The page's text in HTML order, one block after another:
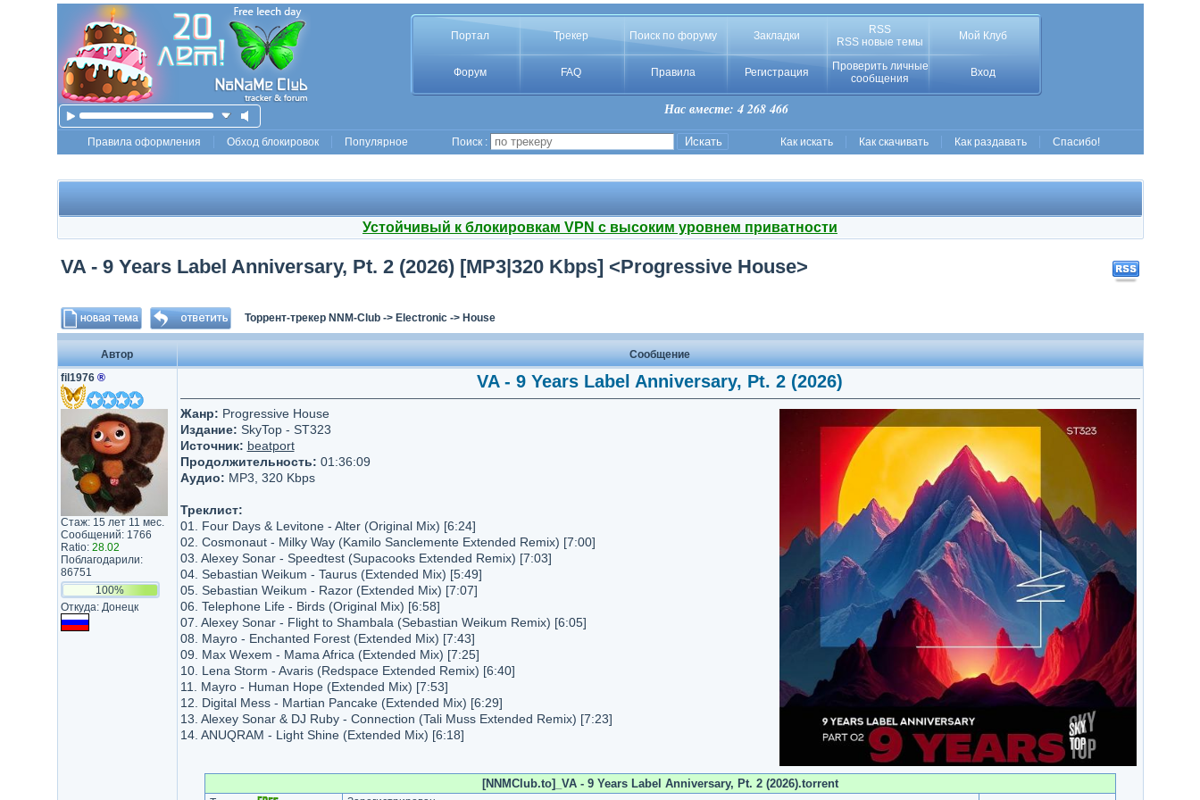
Портал Трекер Поиск по форуму Закладки
RSS
RSS новые темы
Мой Клуб
Форум FAQ Правила Регистрация
Проверить личные
сообщения
Вход
Нас вместе: 4 268 466
Правила оформления Обход блокировок Популярное Поиск : Как искать Как скачивать Как раздавать Спасибо!
Устойчивый к блокировкам VPN с высоким уровнем приватности
VA - 9 Years Label Anniversary, Pt. 2 (2026) [MP3|320 Kbps] <Progressive House>
Торрент-трекер NNM-Club-> Electronic-> House
Автор
Сообщение
fil1976 ®
Стаж: 15 лет 11 мес.
Сообщений: 1766
Ratio: 28.02
Поблагодарили:
86751
100%
Откуда: Донецк
VA - 9 Years Label Anniversary, Pt. 2 (2026)
Жанр: Progressive House
Издание: SkyTop - ST323
Источник: beatport
Продолжительность: 01:36:09
Аудио: MP3, 320 Kbps
Треклист:
01. Four Days & Levitone - Alter (Original Mix) [6:24]
02. Cosmonaut - Milky Way (Kamilo Sanclemente Extended Remix) [7:00]
03. Alexey Sonar - Speedtest (Supacooks Extended Remix) [7:03]
04. Sebastian Weikum - Taurus (Extended Mix) [5:49]
05. Sebastian Weikum - Razor (Extended Mix) [7:07]
06. Telephone Life - Birds (Original Mix) [6:58]
07. Alexey Sonar - Flight to Shambala (Sebastian Weikum Remix) [6:05]
08. Mayro - Enchanted Forest (Extended Mix) [7:43]
09. Max Wexem - Mama Africa (Extended Mix) [7:25]
10. Lena Storm - Avaris (Redspace Extended Remix) [6:40]
11. Mayro - Human Hope (Extended Mix) [7:53]
12. Digital Mess - Martian Pancake (Extended Mix) [6:29]
13. Alexey Sonar & DJ Ruby - Connection (Tali Muss Extended Remix) [7:23]
14. ANUQRAM - Light Shine (Extended Mix) [6:18]
[NNMClub.to]_VA - 9 Years Label Anniversary, Pt. 2 (2026).torrent